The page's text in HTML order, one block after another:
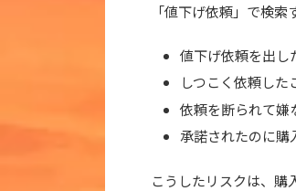
「値下げ依頼」で検
値下げ依頼を出し
しつこく依頼した
依頼を断られて嫌
承諾されたのに購
こうしたリスクは、購